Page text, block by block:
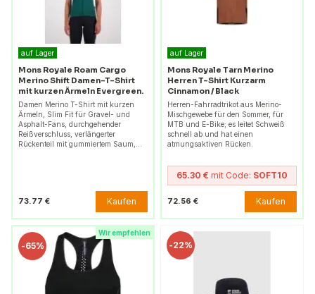
auf Lager
Mons Royale Roam Cargo
Merino Shift Damen-T-Shirt
mit kurzen Ärmeln Evergreen.
Damen Merino T-Shirt mit kurzen
Ärmeln, Slim Fit für Gravel- und
Asphalt-Fans, durchgehender
Reißverschluss, verlängerter
Rückenteil mit gummiertem Saum,…
73.77 € Kaufen
auf Lager
Mons Royale Tarn Merino
Herren T-Shirt Kurzarm
Cinnamon / Black
Herren-Fahrradtrikot aus Merino-
Mischgewebe für den Sommer, für
MTB und E-Bike; es leitet Schweiß
schnell ab und hat einen
atmungsaktiven Rücken.
65.30 € mit Code: SOFT10
72.56 € Kaufen
Wir empfehlen
-65% -22%